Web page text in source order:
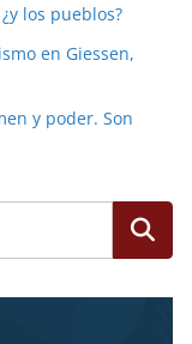
los pueblos?
en Giessen,
y poder. Son